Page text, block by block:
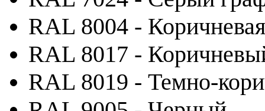
RAL 8004 -
RAL 8017 -
RAL 8019 - Темно-